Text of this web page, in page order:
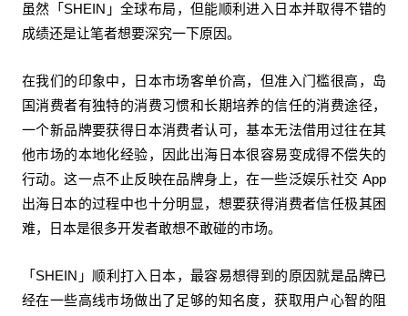
虽然「SHEIN」全球布局，但能顺利进入日本并取得不错的
成绩还是让笔者想要深究一下原因。
在我们的印象中，日本市场客单价高，但准入门槛很高，岛
国消费者有独特的消费习惯和长期培养的信任的消费途径，
一个新品牌要获得日本消费者认可，基本无法借用过往在其
他市场的本地化经验，因此出海日本很容易变成得不偿失的
行动。这一点不止反映在品牌身上，在一些泛娱乐社交 App
出海日本的过程中也十分明显，想要获得消费者信任极其困
难，日本是很多开发者敢想不敢碰的市场。
「SHEIN」顺利打入日本，最容易想得到的原因就是品牌已
经在一些高线市场做出了足够的知名度，获取用户心智的阻